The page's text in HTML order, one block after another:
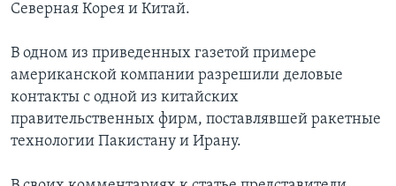
Северная Корея и Китай.
В одном из приведенных газетой примере
американской компании разрешили деловые
контакты с одной из китайских
правительственных фирм, поставлявшей ракетные
технологии Пакистану и Ирану.